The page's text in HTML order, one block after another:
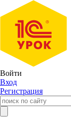
Войти
Вход
Регистрация